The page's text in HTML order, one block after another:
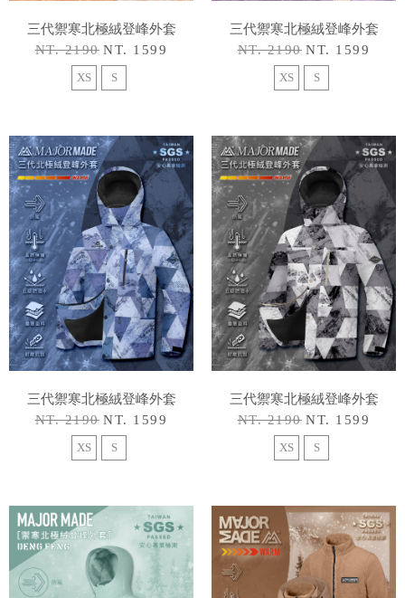
三代禦寒北極絨登峰外套
NT. 2190 NT. 1599
XS S
三代禦寒北極絨登峰外套
NT. 2190 NT. 1599
XS S
三代禦寒北極絨登峰外套
NT. 2190 NT. 1599
XS S
三代禦寒北極絨登峰外套
NT. 2190 NT. 1599
XS S